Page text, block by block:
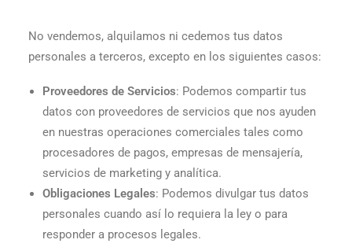
No vendemos, alquilamos ni cedemos tus datos
personales a terceros, excepto en los siguientes casos:
Proveedores de Servicios: Podemos compartir tus
datos con proveedores de servicios que nos ayuden
en nuestras operaciones comerciales tales como
procesadores de pagos, empresas de mensajería,
servicios de marketing y analítica.
Obligaciones Legales: Podemos divulgar tus datos
personales cuando así lo requiera la ley o para
responder a procesos legales.